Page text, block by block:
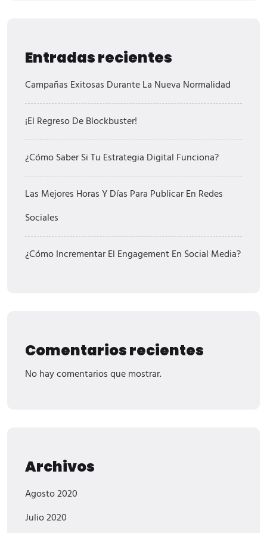
Entradas recientes
Campañas Exitosas Durante La Nueva Normalidad
¡El Regreso De Blockbuster!
¿Cómo Saber Si Tu Estrategia Digital Funciona?
Las Mejores Horas Y Días Para Publicar En Redes
Sociales
¿Cómo Incrementar El Engagement En Social Media?
Comentarios recientes
No hay comentarios que mostrar.
Archivos
Agosto 2020
Julio 2020